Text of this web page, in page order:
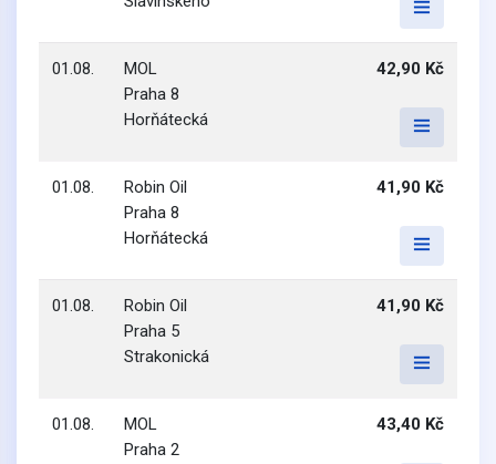
01.08.
MOL
Praha 8
Horňátecká
42,90 Kč
01.08.
Robin Oil
Praha 8
Horňátecká
41,90 Kč
01.08.
Robin Oil
Praha 5
Strakonická
41,90 Kč
01.08.
MOL
Praha 2
43,40 Kč